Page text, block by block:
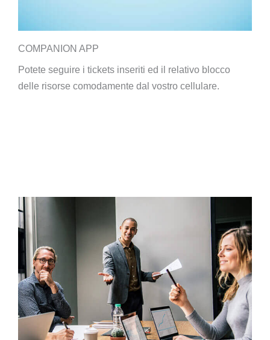
COMPANION APP
Potete seguire i tickets inseriti ed il relativo blocco
delle risorse comodamente dal vostro cellulare.